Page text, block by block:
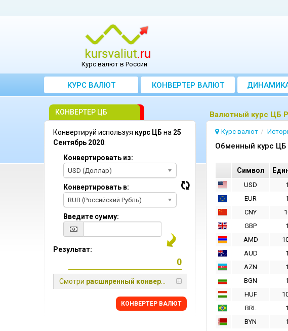
Курс валют в России
КУРС ВАЛЮТ КОНВЕРТЕР ВАЛЮТ
Bалютный курс ЦБ
Курс валют
Oбменный курс ЦБ
Cимвол
USD 1
EUR
1
CNY
GBP
1
AMD
AUD
1
AZN
1
BGN
1
HUF
BRL
1
BYN
1
КОНВЕРТЕР ЦБ
Конвертируй используя курс ЦБ на 25
Сентябрь 2020:
Конвертировать из:
USD (Доллар)
Конвертировать в:
RUB (Российский Рубль)
Введите сумму:
Результат:
Смотри расширенный конвертер
КОНВЕРТЕР ВАЛЮТ